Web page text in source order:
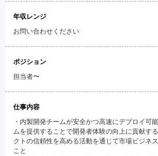
年収レンジ
お問い合わせください
ポジション
担当者〜
仕事内容
・内製開発チームが安全かつ高速にデプロイ可
ムを提供することで開発者体験の向上に貢献す
クトの信頼性を高める活動を通じて市場ビジネ
こと